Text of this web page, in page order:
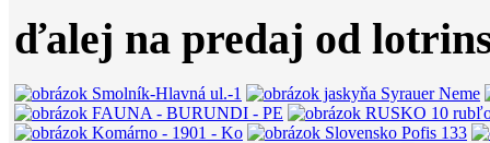
ďalej na predaj od